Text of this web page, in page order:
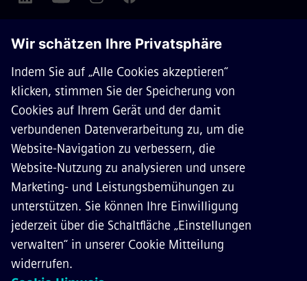
ÜBER SIEMENS MOBILITY
KONTAKT
KARRIERE
© Siemens Mobility2026
Datenschutz